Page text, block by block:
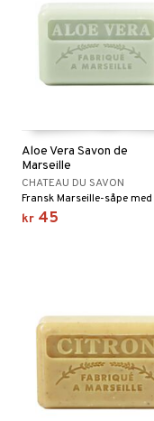
Aloe Vera Savon de
Marseille
CHATEAU DU SAVON
kr 45